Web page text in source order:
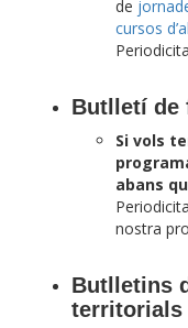
de
cursos
Butlletí de
Si vols
abans
nostra
Butlletins
territorials